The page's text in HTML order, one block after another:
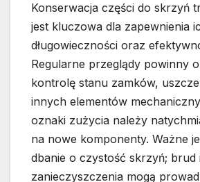
Konserwacja części do skrzyń
jest kluczowa dla zapewnienia
długowieczności oraz
Regularne przeglądy powinny
kontrolę stanu zamków,
innych elementów
oznaki zużycia należy
na nowe komponenty. Ważne
dbanie o czystość skrzyń; brud
zanieczyszczenia mogą